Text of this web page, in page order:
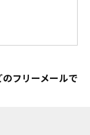
リーメールで